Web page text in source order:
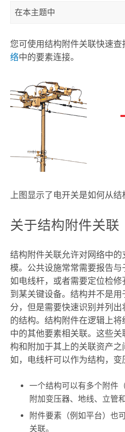
在本主题中
您可使用结构附件关联快速查
络中的要素连接。
上图显示了电开关是如何从结
关于结构附件关联
结构附件关联允许对网络中
模。公共设施常常需要报告与
如电线杆，或者需要定位检
到某关键设备。结构并不是
分，但是需要快速识别并列
的结构。结构附件在逻辑上
中的其他要素相关联。这些
构和附加于其上的关联资产之
如，电线杆可以作为结构，变
一个结构可以有多个附件
附加变压器、地线、立管
附件要素（例如平台）也
关联。